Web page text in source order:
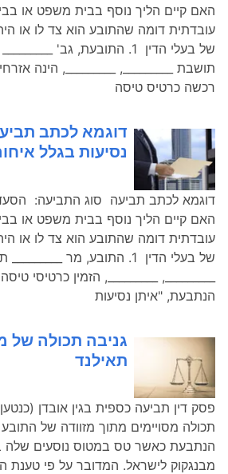
האם קיים הליך נוסף בבית משפט או
של בעלי הדין 1. התובעת, גב'
תושבת _________, _________, הינה
רכשה כרטיס טיסה
דוגמא לכתב
נסיעות בגלל
האם קיים הליך נוסף בבית משפט או
של בעלי הדין 1. התובע, מר
הנתבעת, "איתן נסיעות
גניבה תכולה של
תאילנד
פסק דין תביעה כספית בגין אובדן
תכולה מסויימים מתוך מזוודה של
הנתבעת כאשר טס במטוס נוסעים שלה